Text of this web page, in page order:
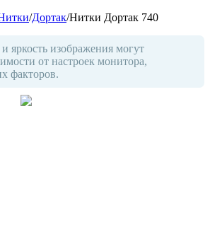
/Дортак/Нитки Дортак 740
яркость изображения могут
от настроек монитора,
факторов.